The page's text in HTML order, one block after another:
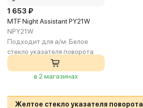
1 653 ₽
MTF Night Assistant PY21W
NPY21W
Подходит для а/м: Белое
стекло указателя поворота
в 2 магазинах
Желтое стекло указателя поворота